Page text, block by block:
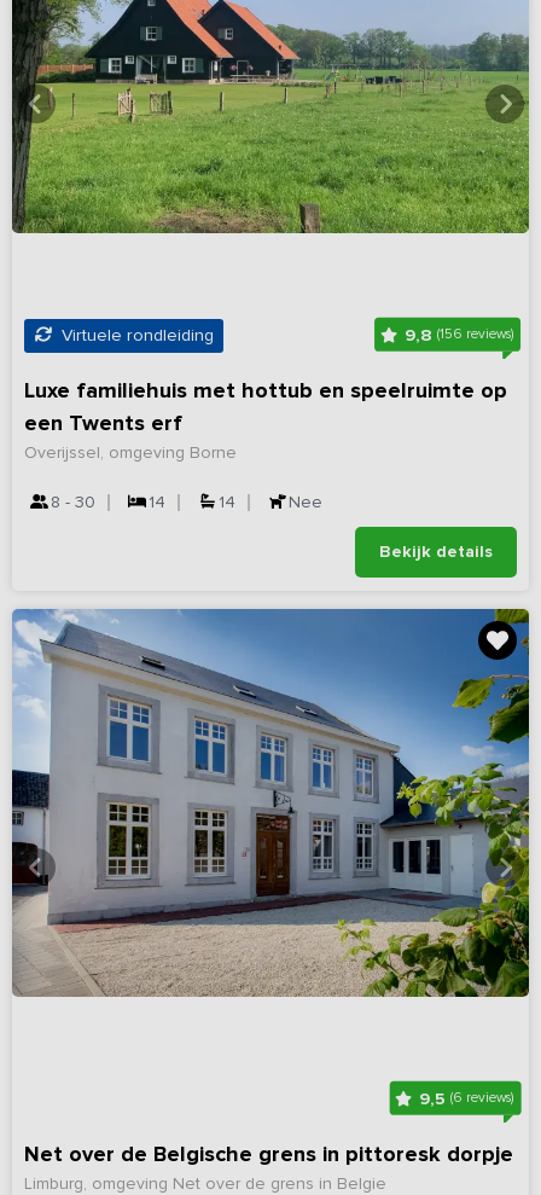
Virtuele rondleiding 9,8 (156 reviews)
Luxe familiehuis met hottub en speelruimte op
een Twents erf
Overijssel, omgeving Borne
8 - 30 14 14 Nee
Bekijk details
9,5(6 reviews)
Net over de Belgische grens in pittoresk dorpje
Limburg, omgeving Net over de grens in Belgie